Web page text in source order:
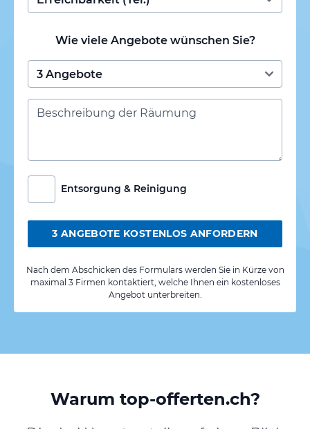
Wie viele Angebote wünschen Sie?
Entsorgung & Reinigung
3 ANGEBOTE KOSTENLOS ANFORDERN
Nach dem Abschicken des Formulars werden Sie in Kürze von
maximal 3 Firmen kontaktiert, welche Ihnen ein kostenloses
Angebot unterbreiten.
Warum top-offerten.ch?